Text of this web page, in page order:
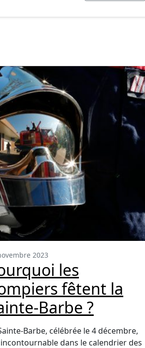
2023
les
fêtent la
Barbe ?
Barbe, célébrée le 4 décembre,
dans le calendrier des